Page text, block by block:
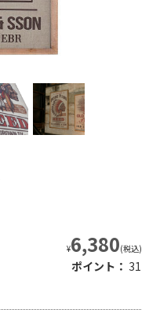
¥6,380(税込)
ポイント： 31